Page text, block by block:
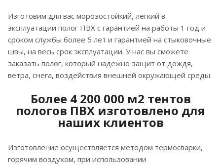
Изготовим для вас морозостойкий, легкий в
эксплуатации полог ПВХ с гарантией на работы 1 год и
сроком службы более 5 лет и гарантией на стыковочные
швы, на весь срок эксплуатации. У нас вы сможете
заказать полог, который надежно защит от дождя,
ветра, снега, воздействия внешней окружающей среды.
Более 4 200 000 м2 тентов
пологов ПВХ изготовлено для
наших клиентов
Изготовление осуществляется методом термосварки,
горячим воздухом, при использовании